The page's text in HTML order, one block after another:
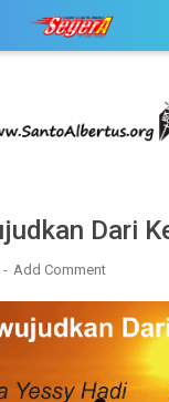
Dari
Add Comment